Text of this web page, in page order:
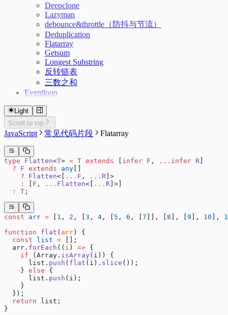
Deepclone
Lazyman
debounce&throttle（防抖与节流）
Deduplication
Flatarray
Getsum
Longest Substring
反转链表
三数之和
Eventloop
Light
Scroll to top
JavaScript 常见代码片段 Flatarray
type Flatten<T> = T extends infer F , ...infer R
  ?
F extends any
    ?
Flatten<[ ... F , ... R ]>
    :
F , ... Flatten<[ ... R ]>]
  :
T ;
const arr = 1 , 2 , [ 3 , 4 , [ 5 , 6 , [ 7 ]], [ 8 ], [ 9 ], 10 ],
function flat ( arr ) {
  const
list = [];
  arr.
forEach (( i ) => {
    if
(Array. isArray(i)) {
      list.
push ( flat (i). slice ());
    }
else {
      list.
push (i);
    }
  });
  return
list;
}